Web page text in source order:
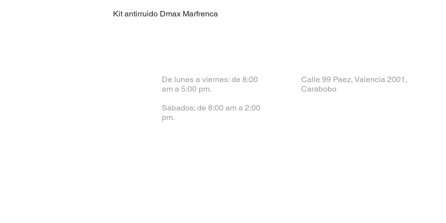
Kit antirruido Dmax Marfrenca
De lunes a viernes: de 8:00
am a 5:00 pm.
Sábados: de 8:00 am a 2:00
pm.
Calle 99 Paez, Valencia 2001,
Carabobo